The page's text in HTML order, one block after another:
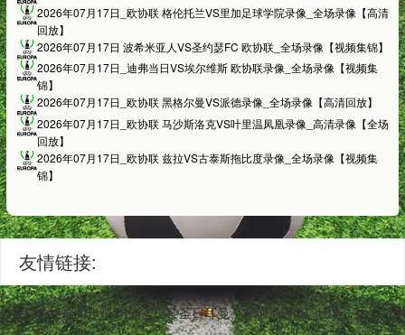
2026年07月17日_欧协联 格伦托兰VS里加足球学院录像_全场录像【高清
回放】
2026年07月17日 波希米亚人VS圣约瑟FC 欧协联_全场录像【视频集锦】
2026年07月17日_迪弗当日VS埃尔维斯 欧协联录像_全场录像【视频集
锦】
2026年07月17日_欧协联 黑格尔曼VS派德录像_全场录像【高清回放】
2026年07月17日_欧协联 马沙斯洛克VS叶里温凤凰录像_高清录像【全场
回放】
2026年07月17日_欧协联 兹拉VS古泰斯拖比度录像_全场录像【视频集
锦】
友情链接:
容多终端同步观看,涵盖巴黎圣日耳曼、摩纳哥等豪门比赛。内含